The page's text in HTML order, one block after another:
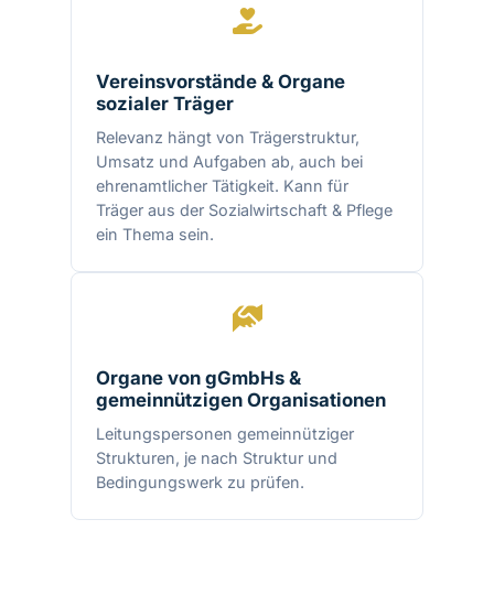
Vereinsvorstände & Organe
sozialer Träger
Relevanz hängt von Trägerstruktur,
Umsatz und Aufgaben ab, auch bei
ehrenamtlicher Tätigkeit. Kann für
Träger aus der Sozialwirtschaft & Pflege
ein Thema sein.
Organe von gGmbHs &
gemeinnützigen Organisationen
Leitungspersonen gemeinnütziger
Strukturen, je nach Struktur und
Bedingungswerk zu prüfen.